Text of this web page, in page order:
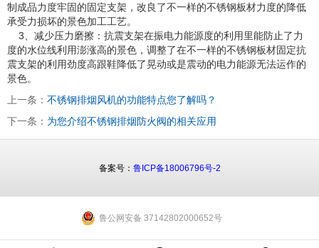
制成品力度牢固的固定支架，改良了不一样的不锈钢板材力度的降低
承受力损坏的景色加工工艺。
3、减少压力磨擦：抗震支架在振电力能源度的利用里能防止了力
度的水位线利用澎涨高的景色，调整了在不一样的不锈钢板材固定抗
震支架的利用劲度高跟鞋降低了晃动或是震动的电力能源无法运作的
景色。
上一条： 不锈钢排烟风机的功能特点您了解吗？
下一条： 为您介绍不锈钢排烟防火阀的相关应用
备案号： 鲁ICP备18006796号-2
鲁公网安备 37142802000652号